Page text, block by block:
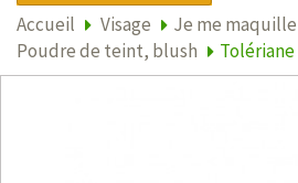
Accueil Visage
Je me maquille
Poudre de teint, blush